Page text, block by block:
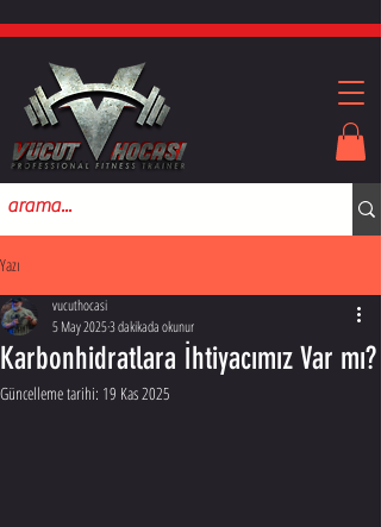
Yazı
Karbonhidratlara İhtiyacımız Var mı?
vucuthocasi
5 May 20253 dakikada okunur
Güncelleme tarihi: 19 Kas 2025